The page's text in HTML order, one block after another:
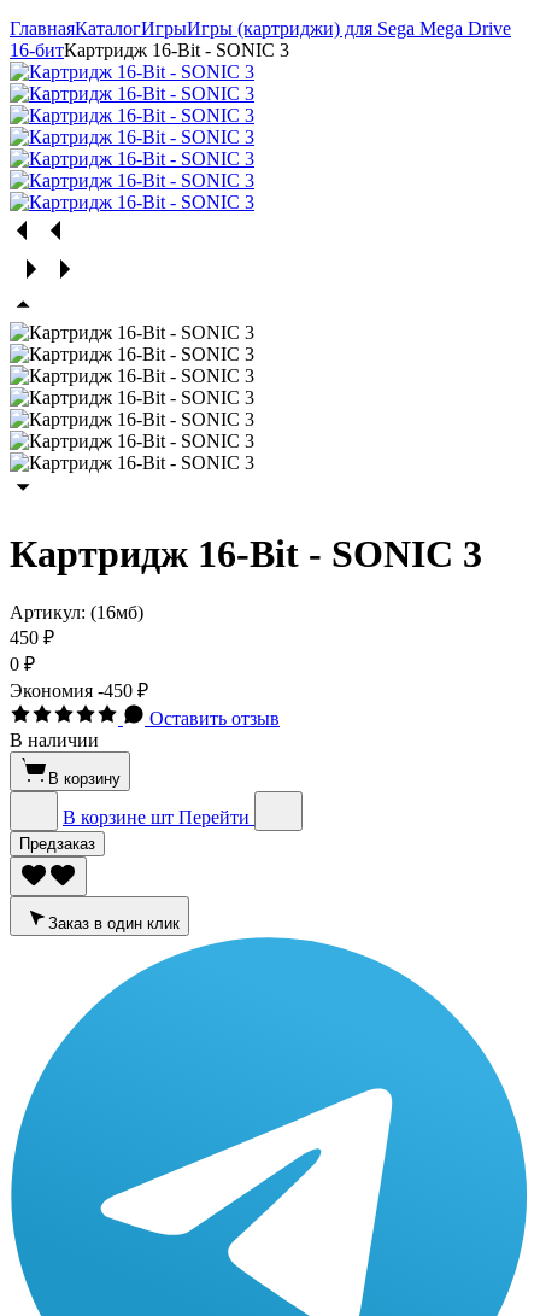
ГлавнаяКаталогИгрыИгры (картриджи) для Sega Mega Drive
16-битКартридж 16-Bit - SONIC 3
Картридж 16-Bit - SONIC 3
Артикул: (16мб)
450 ₽
0 ₽
Экономия -450 ₽
Оставить отзыв
В наличии
В корзину
В корзине шт Перейти
Предзаказ
Заказ в один клик